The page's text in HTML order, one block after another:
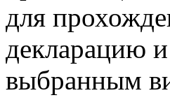
для
декларацию
выбранным